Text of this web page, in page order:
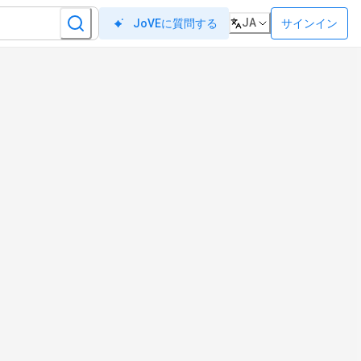
JoVEに質問する JA サインイン